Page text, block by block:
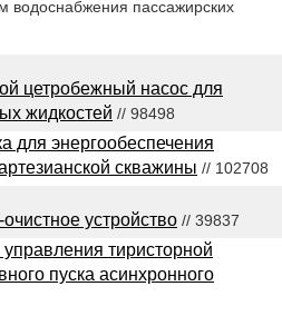
водоснабжения пассажирских
цетробежный насос для
жидкостей // 98498
для энергообеспечения
скважины // 102708
устройство // 39837
тиристорной
пуска асинхронного